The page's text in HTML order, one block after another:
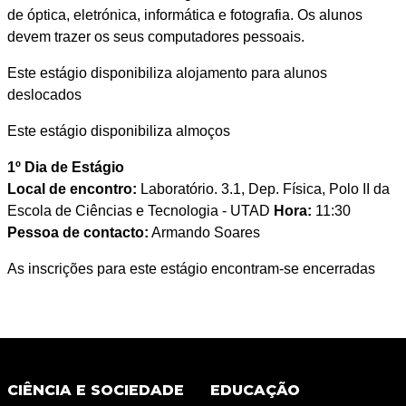
de óptica, eletrónica, informática e fotografia. Os alunos
devem trazer os seus computadores pessoais.
Este estágio disponibiliza alojamento para alunos
deslocados
Este estágio disponibiliza almoços
1º Dia de Estágio
Local de encontro: Laboratório. 3.1, Dep. Física, Polo II da
Escola de Ciências e Tecnologia - UTAD Hora: 11:30
Pessoa de contacto: Armando Soares
As inscrições para este estágio encontram-se encerradas
CIÊNCIA E SOCIEDADE EDUCAÇÃO